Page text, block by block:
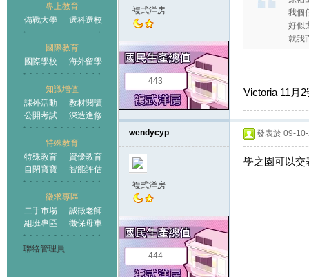
專上教育
備戰大學
選科選校
國際教育
國際學校
海外留學
知識增值
課外活動
教材閱讀
公開考試
深造進修
特殊教育
特殊教育
資優教育
自閉寶寶
智能評估
徵求專區
二手市場
誠徵老師
組班專區
徵保母車
聯絡管理員
複式洋房
443
我個
好似
就我
Victoria 11月
wendycyp
複式洋房
444
發表於 09-
學之園可以交